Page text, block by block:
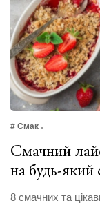
# Смак
Смачний
на будь-який
8 смачних та